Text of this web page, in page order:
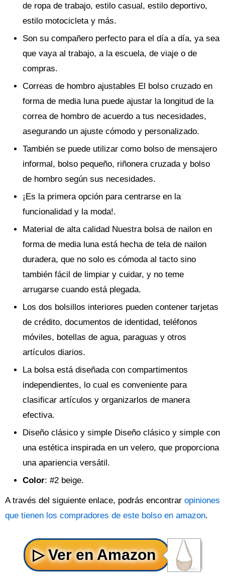
de ropa de trabajo, estilo casual, estilo deportivo,
estilo motocicleta y más.
Son su compañero perfecto para el día a día, ya sea
que vaya al trabajo, a la escuela, de viaje o de
compras.
Correas de hombro ajustables El bolso cruzado en
forma de media luna puede ajustar la longitud de la
correa de hombro de acuerdo a tus necesidades,
asegurando un ajuste cómodo y personalizado.
También se puede utilizar como bolso de mensajero
informal, bolso pequeño, riñonera cruzada y bolso
de hombro según sus necesidades.
¡Es la primera opción para centrarse en la
funcionalidad y la moda!.
Material de alta calidad Nuestra bolsa de nailon en
forma de media luna está hecha de tela de nailon
duradera, que no solo es cómoda al tacto sino
también fácil de limpiar y cuidar, y no teme
arrugarse cuando está plegada.
Los dos bolsillos interiores pueden contener tarjetas
de crédito, documentos de identidad, teléfonos
móviles, botellas de agua, paraguas y otros
artículos diarios.
La bolsa está diseñada con compartimentos
independientes, lo cual es conveniente para
clasificar artículos y organizarlos de manera
efectiva.
Diseño clásico y simple Diseño clásico y simple con
una estética inspirada en un velero, que proporciona
una apariencia versátil.
Color: #2 beige.
A través del siguiente enlace, podrás encontrar opiniones
que tienen los compradores de este bolso en amazon.